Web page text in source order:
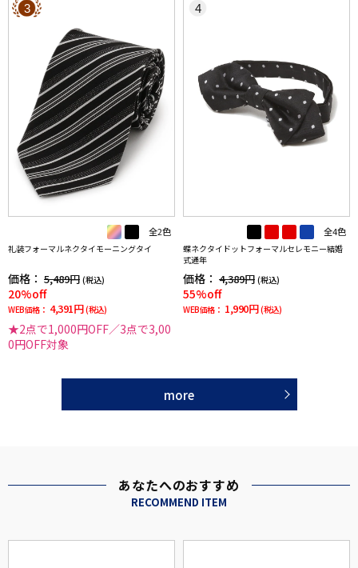
3
全2色
礼装フォーマルネクタイモーニングタイ
価格： 5,489円 (税込)
20%off
WEB価格： 4,391円 (税込)
★2点で1,000円OFF／3点で3,00
0円OFF対象
4
全4色
蝶ネクタイドットフォーマルセレモニー結婚
式通年
価格： 4,389円 (税込)
55%off
WEB価格： 1,990円 (税込)
more
あなたへのおすすめ
RECOMMEND ITEM